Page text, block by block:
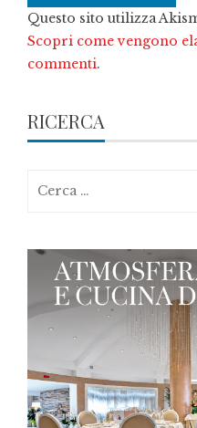
Questo sito utilizza
Scopri come vengono
commenti.
RICERCA